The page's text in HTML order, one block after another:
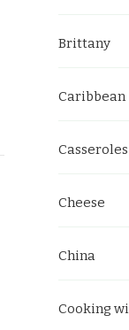
Brittany
Caribbean
Cheese
China
Cooking